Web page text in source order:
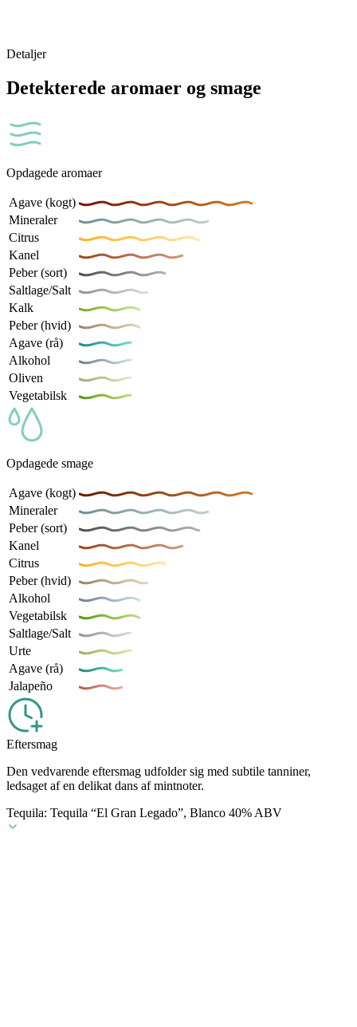
Detaljer
Detekterede aromaer og smage
Opdagede aromaer
Agave (kogt)
Mineraler
Citrus
Kanel
Peber (sort)
Saltlage/Salt
Kalk
Peber (hvid)
Agave (rå)
Alkohol
Oliven
Vegetabilsk
Opdagede smage
Agave (kogt)
Mineraler
Peber (sort)
Kanel
Citrus
Peber (hvid)
Alkohol
Vegetabilsk
Saltlage/Salt
Urte
Agave (rå)
Jalapeño
Eftersmag
Den vedvarende eftersmag udfolder sig med subtile tanniner,
ledsaget af en delikat dans af mintnoter.
Tequila: Tequila “El Gran Legado”, Blanco 40% ABV